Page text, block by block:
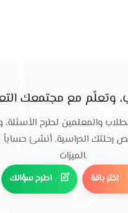
وتعلّم مع مجتمعك
والمعلمين لطرح الأسئلة،
الدراسية. أنشئ
الميزات.
اطرح سؤالك اختر باقة